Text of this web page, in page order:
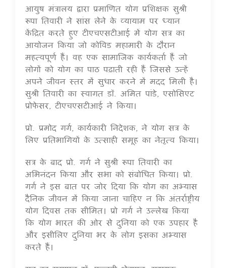
आयुष मंत्रालय द्वारा प्रमाणित योग प्रशिक्षक सुश्री
रूपा तिवारी ने सांस लेने के व्यायाम पर ध्यान
केंद्रित करते हुए टीएचएसटीआई में योग सत्र का
आयोजन किया जो कोविड महामारी के दौरान
महत्वपूर्ण हैं। वह एक सामाजिक कार्यकर्ता हैं जो
लोगों को योग का पाठ पढ़ाती रही हैं जिससे उन्हें
अपने जीवन स्तर में सुधार करने में मदद मिली है।
सुश्री तिवारी का स्वागत डॉ. अमित पांडे, एसोसिएट
प्रोफेसर, टीएचएसटीआई ने किया।
प्रो. प्रमोद गर्ग, कार्यकारी निदेशक, ने योग सत्र के
लिए प्रतिभागियों के उत्साही समूह का नेतृत्व किया।
सत्र के बाद प्रो. गर्ग ने सुश्री रूपा तिवारी का
अभिनंदन किया और सभा को संबोधित किया। प्रो.
गर्ग ने इस बात पर जोर दिया कि योग का अभ्यास
दैनिक जीवन में किया जाना चाहिए न कि अंतर्राष्ट्रीय
योग दिवस तक सीमित। प्रो गर्ग ने उल्लेख किया
कि योग भारत की ओर से दुनिया को एक उपहार है
और इसीलिए दुनिया भर के लोग इसका अभ्यास
करते हैं।